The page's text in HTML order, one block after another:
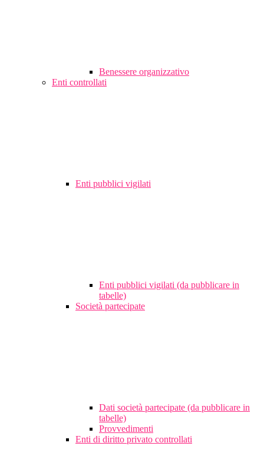
Benessere organizzativo
Enti controllati
Enti pubblici vigilati
Enti pubblici vigilati (da pubblicare in
tabelle)
Società partecipate
Dati società partecipate (da pubblicare in
tabelle)
Provvedimenti
Enti di diritto privato controllati